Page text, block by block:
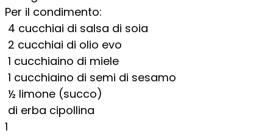
Per il condimento:
4 cucchiai di salsa di soia
2 cucchiai di olio evo
1 cucchiaino di miele
1 cucchiaino di semi di sesamo
½ limone (succo)
di erba cipollina
1